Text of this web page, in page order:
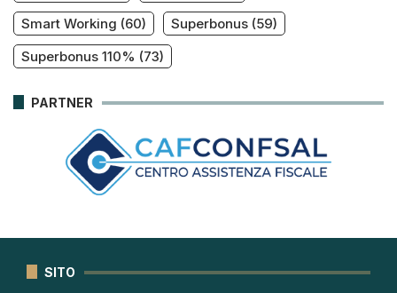
Smart Working (60) Superbonus (59)
Superbonus 110% (73)
PARTNER
SITO